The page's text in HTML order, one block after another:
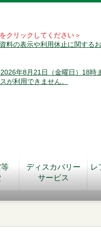
クリックしてください＞
料の表示や利用休止に関する
年8月21日（金曜日）18時
が利用できません。
ディスカバリー
サービス
レ